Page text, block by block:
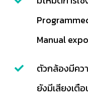
Manual
ตัวกล้องมีคว
ยังมีเสียงเตื